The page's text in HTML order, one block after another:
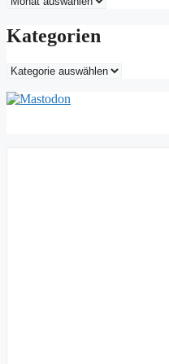
Kategorien
Kategorien